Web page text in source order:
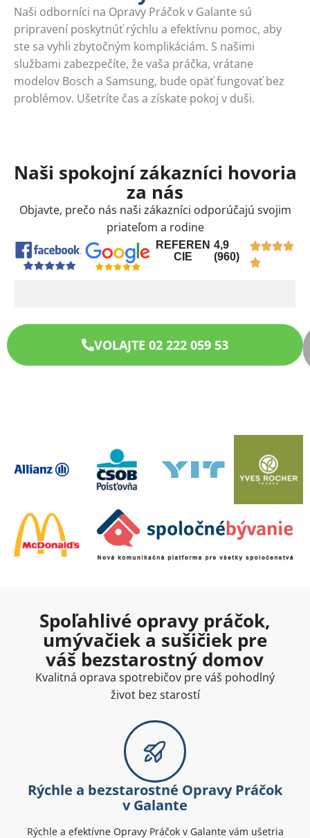
Naši odborníci na Opravy Práčok v Galante sú
pripravení poskytnúť rýchlu a efektívnu pomoc, aby
ste sa vyhli zbytočným komplikáciám. S našimi
službami zabezpečíte, že vaša práčka, vrátane
modelov Bosch a Samsung, bude opäť fungovať bez
problémov. Ušetríte čas a získate pokoj v duši.
Naši spokojní zákazníci hovoria
za nás
Objavte, prečo nás naši zákazníci odporúčajú svojim
priateľom a rodine
REFEREN
CIE
4,9
(960)
VOLAJTE 02 222 059 53
Spoľahlivé opravy práčok,
umývačiek a sušičiek pre
váš bezstarostný domov
Kvalitná oprava spotrebičov pre váš pohodlný
život bez starostí
Rýchle a bezstarostné Opravy Práčok
v Galante
Rýchle a efektívne Opravy Práčok v Galante vám ušetria